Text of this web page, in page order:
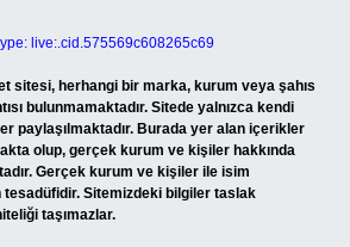
live:.cid.575569c608265c69
sitesi, herhangi bir marka, kurum veya şahıs
bulunmamaktadır. Sitede yalnızca kendi
paylaşılmaktadır. Burada yer alan içerikler
olup, gerçek kurum ve kişiler hakkında
Gerçek kurum ve kişiler ile isim
tesadüfidir. Sitemizdeki bilgiler taslak
taşımazlar.